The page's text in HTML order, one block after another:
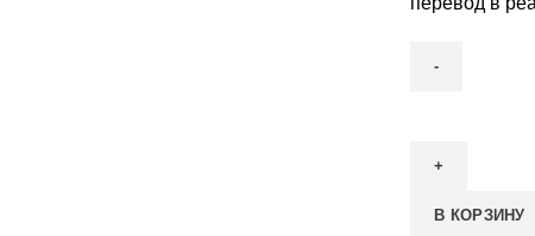
Смартфон
Galaxy
В КОРЗИНУ